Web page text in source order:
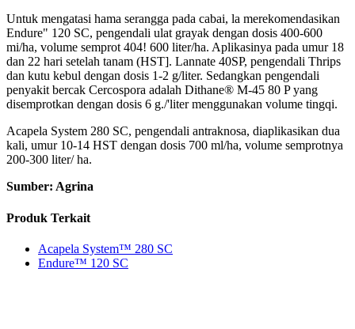
Untuk mengatasi hama serangga pada cabai, la merekomendasikan
Endure" 120 SC, pengendali ulat grayak dengan dosis 400-600
mi/ha, volume semprot 404! 600 liter/ha. Aplikasinya pada umur 18
dan 22 hari setelah tanam (HST]. Lannate 40SP, pengendali Thrips
dan kutu kebul dengan dosis 1-2 g/liter. Sedangkan pengendali
penyakit bercak Cercospora adalah Dithane® M-45 80 P yang
disemprotkan dengan dosis 6 g./'liter menggunakan volume tingqi.
Acapela System 280 SC, pengendali antraknosa, diaplikasikan dua
kali, umur 10-14 HST dengan dosis 700 ml/ha, volume semprotnya
200-300 liter/ ha.
Sumber: Agrina
Produk Terkait
Acapela System™ 280 SC
Endure™ 120 SC